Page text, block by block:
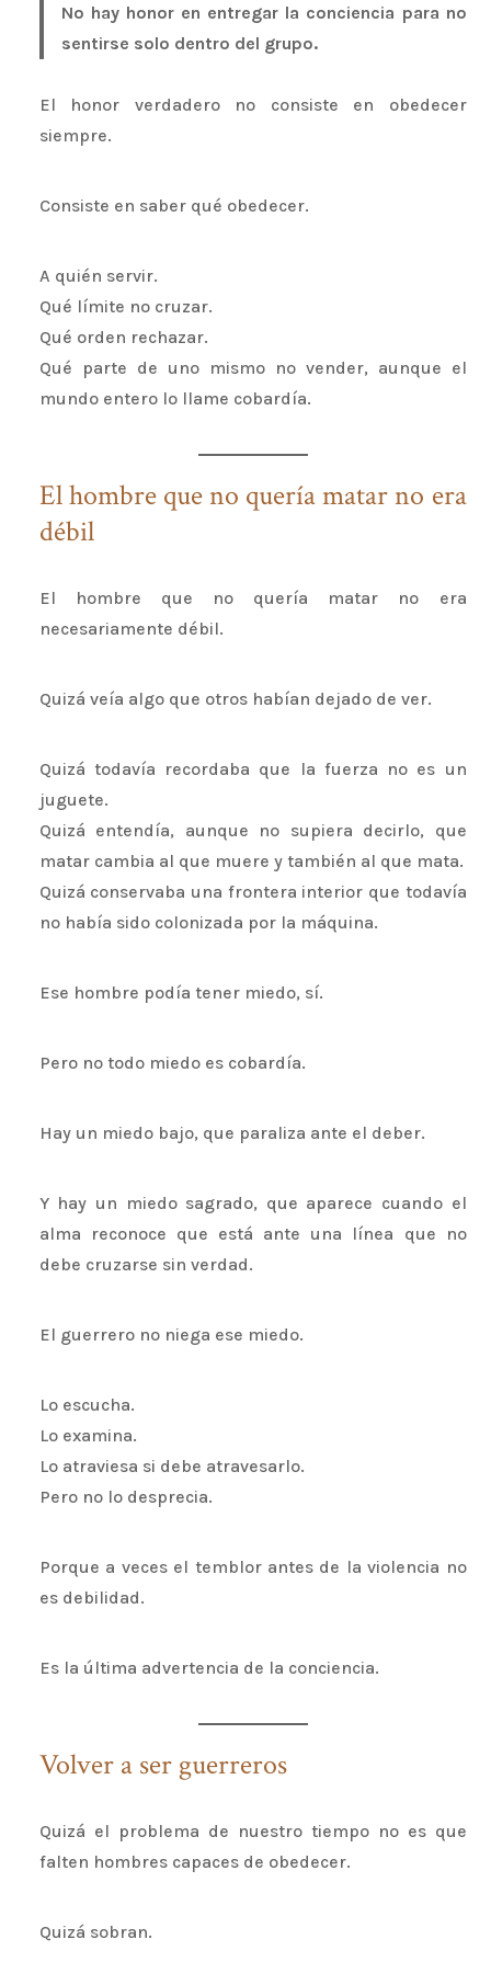
No hay honor en entregar la conciencia para no
sentirse solo dentro del grupo.
El honor verdadero no consiste en obedecer
siempre.
Consiste en saber qué obedecer.
A quién servir.
Qué límite no cruzar.
Qué orden rechazar.
Qué parte de uno mismo no vender, aunque el
mundo entero lo llame cobardía.
El hombre que no quería matar no era
débil
El hombre que no quería matar no era
necesariamente débil.
Quizá veía algo que otros habían dejado de ver.
Quizá todavía recordaba que la fuerza no es un
juguete.
Quizá entendía, aunque no supiera decirlo, que
matar cambia al que muere y también al que mata.
Quizá conservaba una frontera interior que todavía
no había sido colonizada por la máquina.
Ese hombre podía tener miedo, sí.
Pero no todo miedo es cobardía.
Hay un miedo bajo, que paraliza ante el deber.
Y hay un miedo sagrado, que aparece cuando el
alma reconoce que está ante una línea que no
debe cruzarse sin verdad.
El guerrero no niega ese miedo.
Lo escucha.
Lo examina.
Lo atraviesa si debe atravesarlo.
Pero no lo desprecia.
Porque a veces el temblor antes de la violencia no
es debilidad.
Es la última advertencia de la conciencia.
Volver a ser guerreros
Quizá el problema de nuestro tiempo no es que
falten hombres capaces de obedecer.
Quizá sobran.